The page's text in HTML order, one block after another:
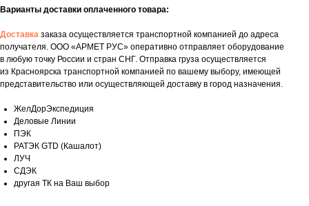
Варианты доставки оплаченного товара:
Доставка заказа осуществляется транспортной компанией до адреса
получателя. ООО «АРМЕТ РУС» оперативно отправляет оборудование
в любую точку России и стран СНГ. Отправка груза осуществляется
из Красноярска транспортной компанией по вашему выбору, имеющей
представительство или осуществляющей доставку в город назначения.
ЖелДорЭкспедиция
Деловые Линии
ПЭК
РАТЭК GTD (Кашалот)
ЛУЧ
СДЭК
другая ТК на Ваш выбор